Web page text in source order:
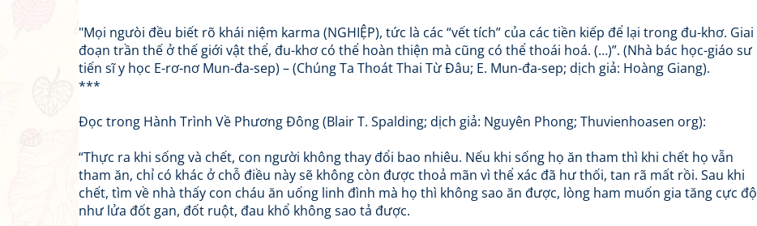
"Mọi ngưòi đều biết rõ khái niệm karma (NGHIỆP), tức là các “vết tích” của các tiền kiếp để lại trong đu-khơ. Giai
đoạn trần thế ở thế giới vật thể, đu-khơ có thể hoàn thiện mà cũng có thể thoái hoá. (…)”. (Nhà bác học-giáo sư
tiến sĩ y học E-rơ-nơ Mun-đa-sep) – (Chúng Ta Thoát Thai Từ Đâu; E. Mun-đa-sep; dịch giả: Hoàng Giang).
***
Đọc trong Hành Trình Về Phương Đông (Blair T. Spalding; dịch giả: Nguyên Phong; Thuvienhoasen org):
“Thực ra khi sống và chết, con người không thay đổi bao nhiêu. Nếu khi sống họ ăn tham thì khi chết họ vẫn
tham ăn, chỉ có khác ở chỗ điều này sẽ không còn được thoả mãn vì thể xác đã hư thối, tan rã mất rồi. Sau khi
chết, tìm về nhà thấy con cháu ăn uống linh đình mà họ thì không sao ăn được, lòng ham muốn gia tăng cực độ
như lửa đốt gan, đốt ruột, đau khổ không sao tả được.